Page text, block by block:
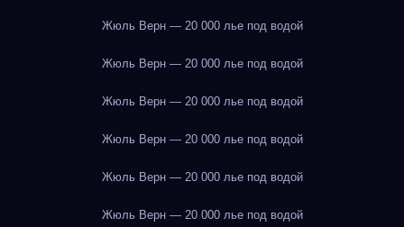
Жюль Верн — 20 000 лье под водой
Жюль Верн — 20 000 лье под водой
Жюль Верн — 20 000 лье под водой
Жюль Верн — 20 000 лье под водой
Жюль Верн — 20 000 лье под водой
Жюль Верн — 20 000 лье под водой